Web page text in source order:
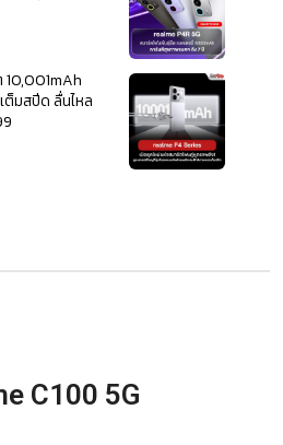
ต็มสปีด ลื่นไหล
C100 5G